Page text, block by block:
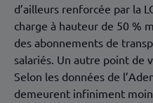
d’ailleurs renforcée par la
charge à hauteur de 50 %
des abonnements de
salariés. Un autre point de
Selon les données de
demeurent infiniment